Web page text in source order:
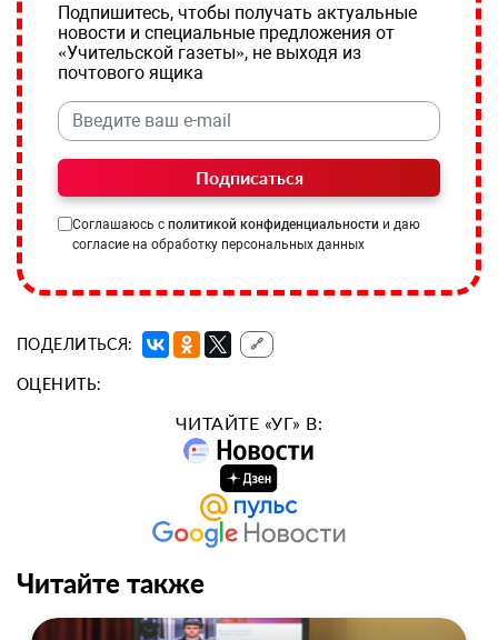
Подпишитесь, чтобы получать актуальные
новости и специальные предложения от
«Учительской газеты», не выходя из
почтового ящика
Подписаться
Соглашаюсь с политикой конфиденциальности и даю
согласие на обработку персональных данных
ПОДЕЛИТЬСЯ: 🔗
ОЦЕНИТЬ:
ЧИТАЙТЕ «УГ» В:
Читайте также